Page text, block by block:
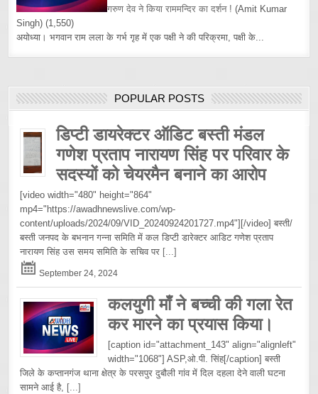
गरुण देव ने किया राममन्दिर का दर्शन ! (Amit Kumar
Singh) (1,550)
अयोध्या। भगवान राम लला के गर्भ गृह में एक पक्षी ने की परिक्रमा, पक्षी के...
POPULAR POSTS
डिप्टी डायरेक्टर ऑडिट बस्ती मंडल
गणेश प्रताप नारायण सिंह पर परिवार के
सदस्यों को चेयरमैन बनाने का आरोप
[video width="480" height="864"
mp4="https://awadhnewslive.com/wp-
content/uploads/2024/09/VID_20240924201727.mp4"][/video] बस्ती/
बस्ती जनपद के बभनान गन्ना समिति में कल डिप्टी डारेक्टर आडिट गणेश प्रताप
नारायण सिंह उस समय समिति के सचिव पर [...]
September 24, 2024
कलयुगी माँ ने बच्ची की गला रेत
कर मारने का प्रयास किया।
[caption id="attachment_143" align="alignleft"
width="1068"] ASP,ओ.पी. सिंह[/caption] बस्ती
जिले के कप्तानगंज थाना क्षेत्र के परसपुर दुबौली गांव में दिल दहला देने वाली घटना
सामने आई है, [...]